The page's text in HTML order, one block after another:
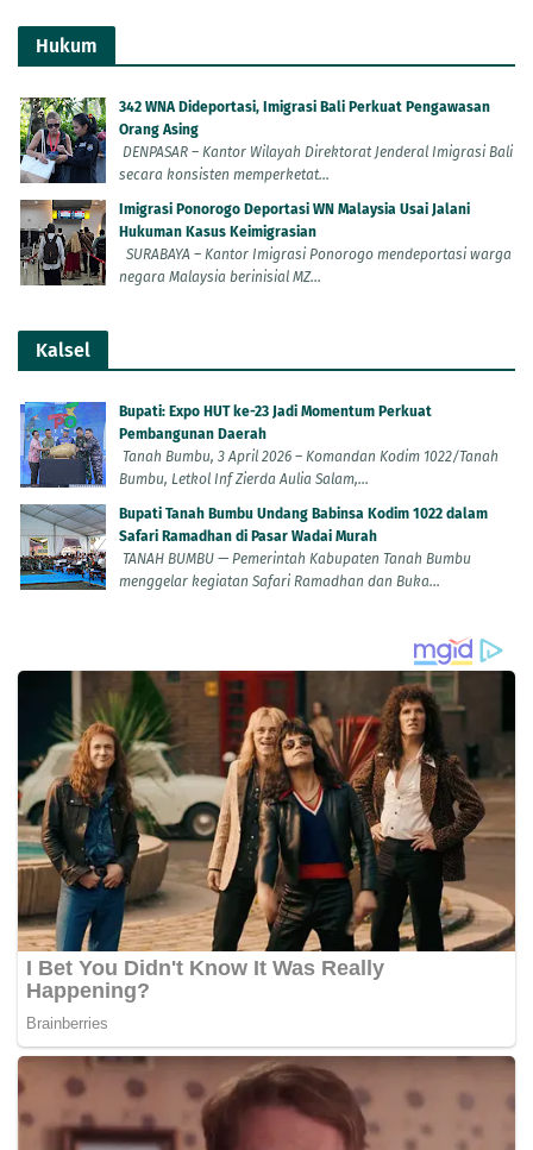
Hukum
342 WNA Dideportasi, Imigrasi Bali Perkuat Pengawasan
Orang Asing
DENPASAR – Kantor Wilayah Direktorat Jenderal Imigrasi Bali
secara konsisten memperketat...
Imigrasi Ponorogo Deportasi WN Malaysia Usai Jalani
Hukuman Kasus Keimigrasian
SURABAYA – Kantor Imigrasi Ponorogo mendeportasi warga
negara Malaysia berinisial MZ...
Kalsel
Bupati: Expo HUT ke-23 Jadi Momentum Perkuat
Pembangunan Daerah
Tanah Bumbu, 3 April 2026 – Komandan Kodim 1022/Tanah
Bumbu, Letkol Inf Zierda Aulia Salam,...
Bupati Tanah Bumbu Undang Babinsa Kodim 1022 dalam
Safari Ramadhan di Pasar Wadai Murah
TANAH BUMBU — Pemerintah Kabupaten Tanah Bumbu
menggelar kegiatan Safari Ramadhan dan Buka...